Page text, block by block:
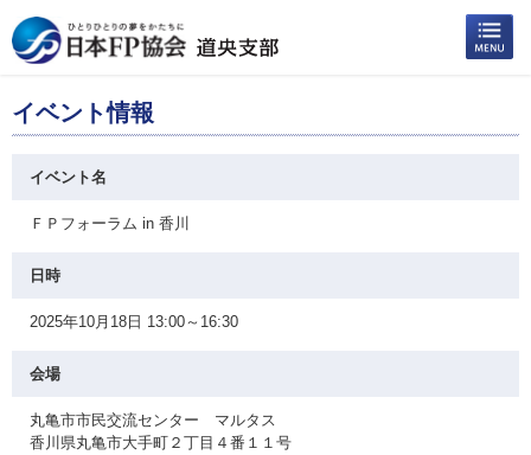
イベント情報
イベント名
ＦＰフォーラム in 香川
日時
2025年10月18日 13:00～16:30
会場
丸亀市市民交流センター マルタス
香川県丸亀市大手町２丁目４番１１号